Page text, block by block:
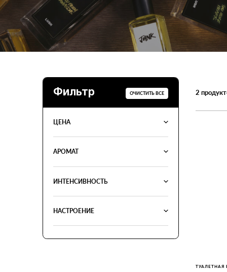
Фильтр
ЦЕНА
АРОМАТ
ИНТЕНСИВНОСТЬ
НАСТРОЕНИЕ
ОЧИСТИТЬ ВСЕ 2
ТУАЛЕТНАЯ